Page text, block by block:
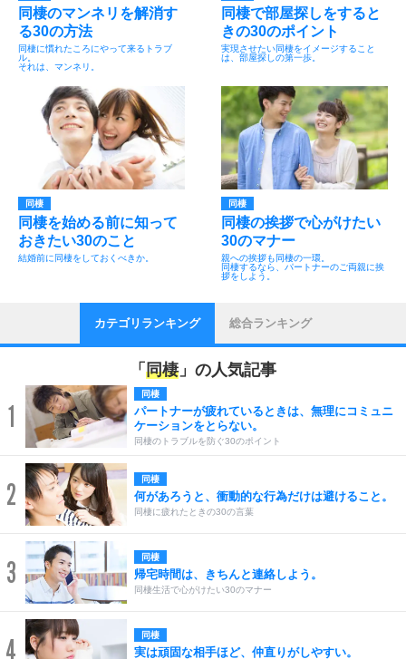
同棲のマンネリを解消す
る30の方法
同棲に慣れたころにやって来るトラブ
ル。
それは、マンネリ。
同棲で部屋探しをすると
きの30のポイント
実現させたい同棲をイメージすること
は、部屋探しの第一歩。
同棲
同棲を始める前に知って
おきたい30のこと
結婚前に同棲をしておくべきか。
同棲
同棲の挨拶で心がけたい
30のマナー
親への挨拶も同棲の一環。
同棲するなら、パートナーのご両親に挨
拶をしよう。
カテゴリランキング 総合ランキング
「 同棲」の人気記事
1
同棲
パートナーが疲れているときは、無理にコミュニ
ケーションをとらない。
同棲のトラブルを防ぐ30のポイント
2 同棲
何があろうと、衝動的な行為だけは避けること。
同棲に疲れたときの30の言葉
3 同棲
帰宅時間は、きちんと連絡しよう。
同棲生活で心がけたい30のマナー
4 同棲
実は頑固な相手ほど、仲直りがしやすい。